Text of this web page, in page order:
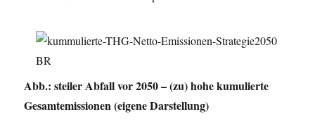
Abb.: steiler Abfall vor 2050 – (zu) hohe kumulierte
Gesamtemissionen (eigene Darstellung)